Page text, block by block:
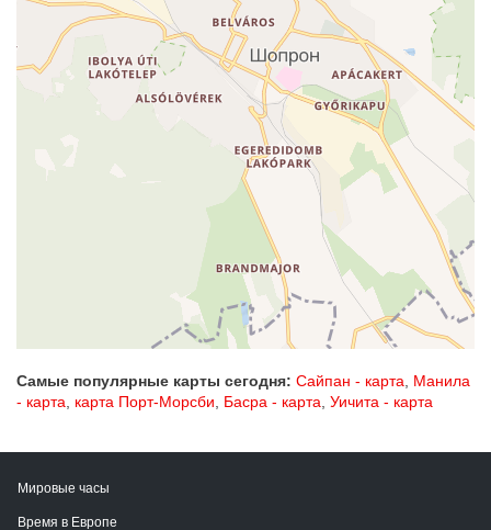
Самые популярные карты сегодня: Сайпан - карта, Манила
- карта, карта Порт-Морсби, Басра - карта, Уичита - карта
Мировые часы
Время в Европе